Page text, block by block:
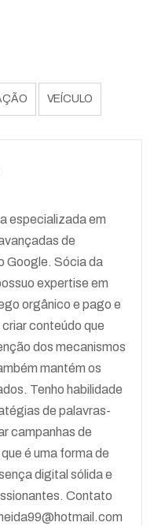
VEÍCULO
especializada em
de
Google. Sócia da
expertise em
orgânico e pago e
conteúdo que
dos mecanismos
mantém os
Tenho habilidade
de palavras-
campanhas de
é uma forma de
digital sólida e
Contato